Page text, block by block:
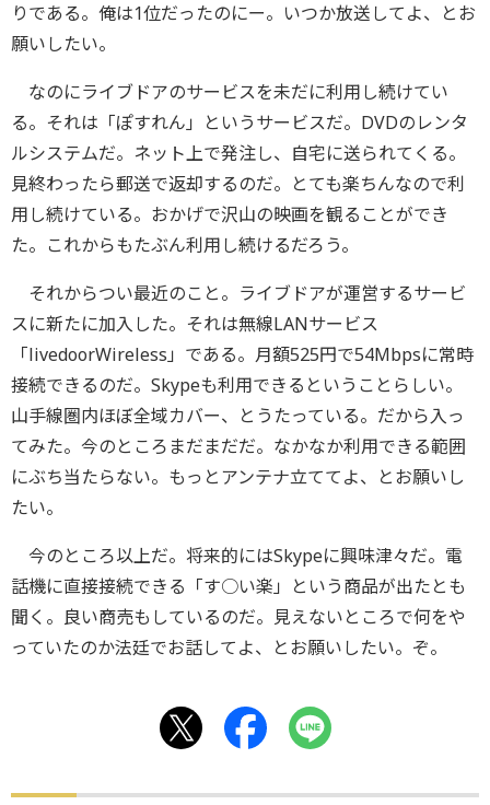
りである。俺は1位だったのにー。いつか放送してよ、とお
願いしたい。
なのにライブドアのサービスを未だに利用し続けてい
る。それは「ぽすれん」というサービスだ。DVDのレンタ
ルシステムだ。ネット上で発注し、自宅に送られてくる。
見終わったら郵送で返却するのだ。とても楽ちんなので利
用し続けている。おかげで沢山の映画を観ることができ
た。これからもたぶん利用し続けるだろう。
それからつい最近のこと。ライブドアが運営するサービ
スに新たに加入した。それは無線LANサービス
「livedoorWireless」である。月額525円で54Mbpsに常時
接続できるのだ。Skypeも利用できるということらしい。
山手線圏内ほぼ全域カバー、とうたっている。だから入っ
てみた。今のところまだまだだ。なかなか利用できる範囲
にぶち当たらない。もっとアンテナ立ててよ、とお願いし
たい。
今のところ以上だ。将来的にはSkypeに興味津々だ。電
話機に直接接続できる「す○い楽」という商品が出たとも
聞く。良い商売もしているのだ。見えないところで何をや
っていたのか法廷でお話してよ、とお願いしたい。ぞ。